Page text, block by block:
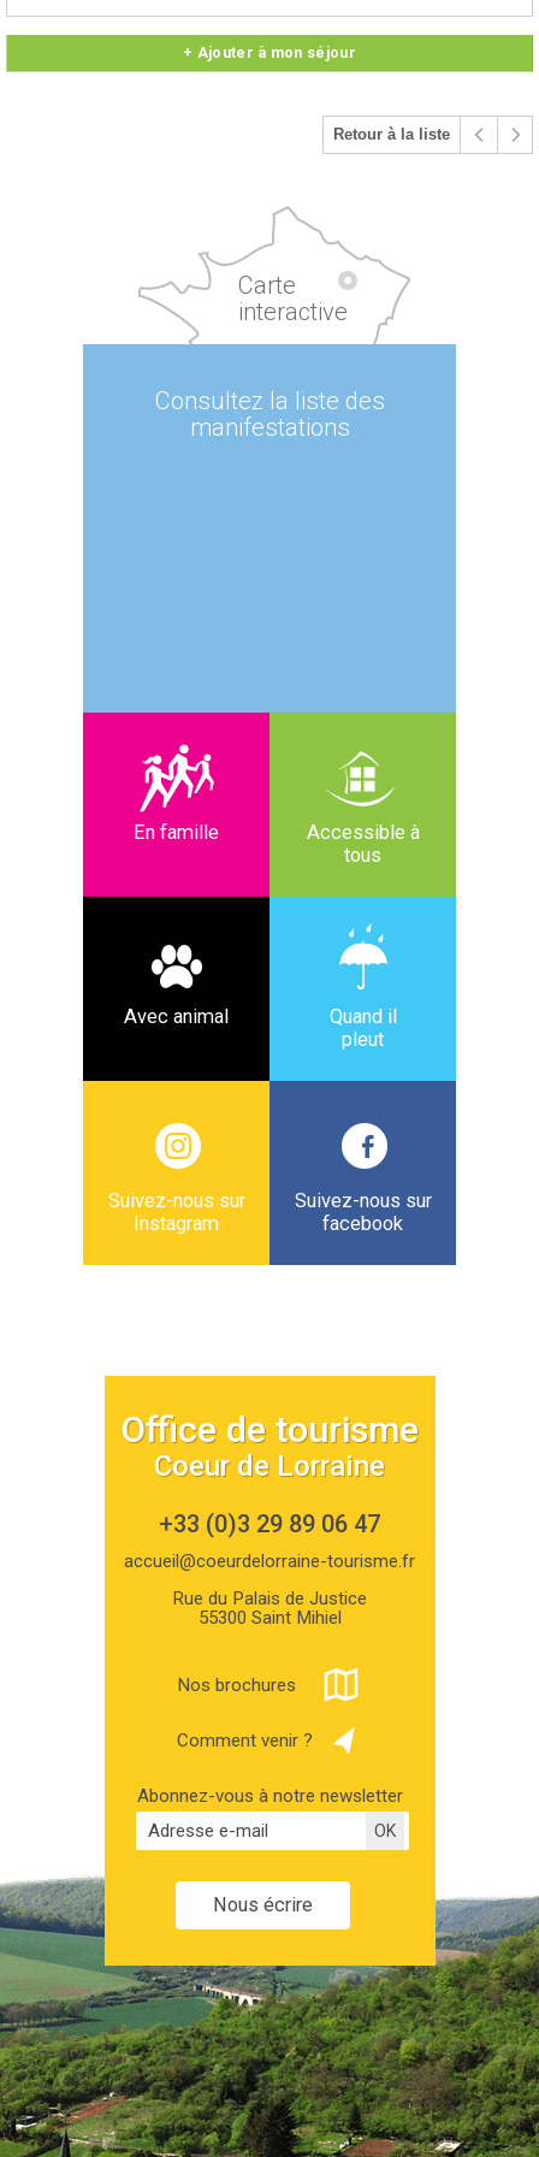
+ Ajouter à mon séjour
Retour à la liste
Carte
interactive
Consultez la liste des
manifestations
En famille
Accessible à
tous
Avec animal
Quand il
pleut
Suivez-nous sur
Instagram
Suivez-nous sur
facebook
Office de tourisme
Coeur de Lorraine
+33 (0)3 29 89 06 47
accueil@coeurdelorraine-tourisme.fr
Rue du Palais de Justice
55300 Saint Mihiel
Nos brochures
Comment venir ?
Abonnez-vous à notre newsletter
Nous écrire